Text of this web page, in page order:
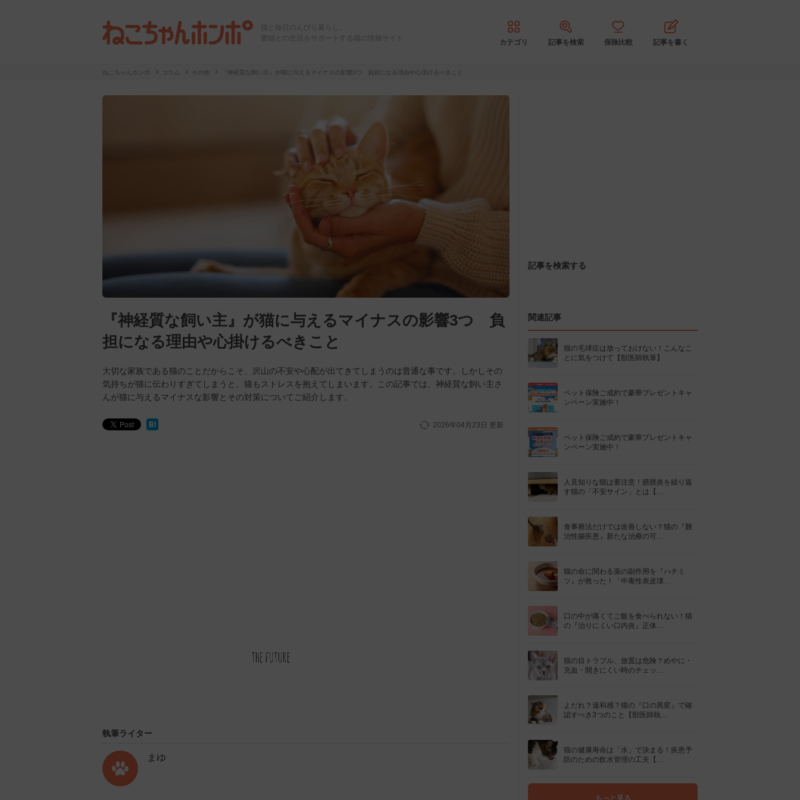
猫と毎日のんびり暮らし。
愛猫との生活をサポートする猫の情報サイト
カテゴリ 記事を検索 保険比較 記事を書く
ねこちゃんホンポ コラム その他 『神経質な飼い主』が猫に与えるマイナスの影響3つ 負担になる理由や心掛けるべきこと
『神経質な飼い主』が猫に与えるマイナスの影響3つ 負
担になる理由や心掛けるべきこと
大切な家族である猫のことだからこそ、沢山の不安や心配が出てきてしまうのは普通な事です。しかしその
気持ちが猫に伝わりすぎてしまうと、猫もストレスを抱えてしまいます。この記事では、神経質な飼い主さ
んが猫に与えるマイナスな影響とその対策についてご紹介します。
2026年04月23日 更新
執筆ライター
まゆ
記事を検索する
関連記事
猫の毛球症は放っておけない！こんなこ
とに気をつけて【獣医師執筆】
ペット保険ご成約で豪華プレゼントキャ
ンペーン実施中！
ペット保険ご成約で豪華プレゼントキャ
ンペーン実施中！
人見知りな猫は要注意！膀胱炎を繰り返
す猫の「不安サイン」とは【…
食事療法だけでは改善しない？猫の『難
治性腸疾患』新たな治療の可…
猫の命に関わる薬の副作用を『ハチミ
ツ』が救った！「中毒性表皮壊…
口の中が痛くてご飯を食べられない！猫
の『治りにくい口内炎』正体…
猫の目トラブル、放置は危険？めやに・
充血・開きにくい時のチェッ…
よだれ？違和感？猫の『口の異変』で確
認すべき3つのこと【獣医師執…
猫の健康寿命は「水」で決まる！疾患予
防のための飲水管理の工夫【…
もっと見る